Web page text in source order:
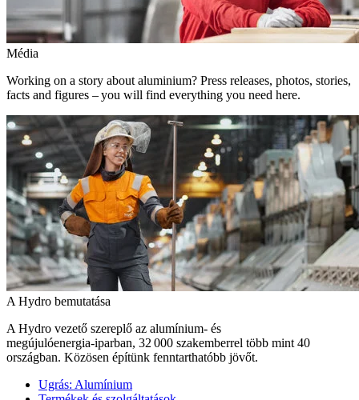
Média
Working on a story about aluminium? Press releases, photos, stories,
facts and figures – you will find everything you need here.
A Hydro bemutatása
A Hydro vezető szereplő az alumínium- és
megújulóenergia‑iparban, 32 000 szakemberrel több mint 40
országban. Közösen építünk fenntarthatóbb jövőt.
Ugrás: Alumínium